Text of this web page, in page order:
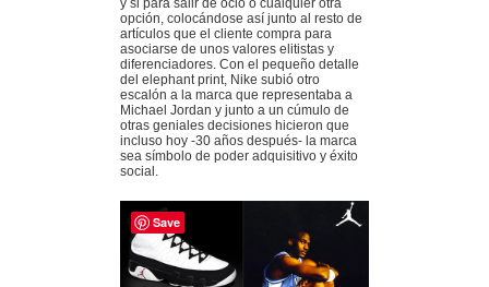
y si para salir de ocio o cualquier otra
opción, colocándose así junto al resto de
artículos que el cliente compra para
asociarse de unos valores elitistas y
diferenciadores. Con el pequeño detalle
del elephant print, Nike subió otro
escalón a la marca que representaba a
Michael Jordan y junto a un cúmulo de
otras geniales decisiones hicieron que
incluso hoy -30 años después- la marca
sea símbolo de poder adquisitivo y éxito
social.
Save